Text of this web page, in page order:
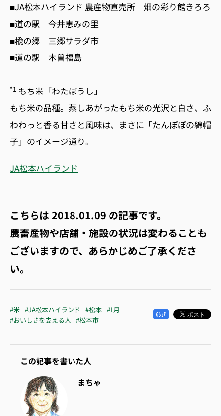
■JA松本ハイランド 農産物直売所 畑の彩り館きろろ
■道の駅 今井恵みの里
■楡の郷 三郷サラダ市
■道の駅 木曽福島
*1 もち米「わたぼうし」
もち米の品種。蒸しあがったもち米の光沢と白さ、ふ
わわっと香る甘さと風味は、まさに「たんぽぽの綿帽
子」のイメージ通り。
JA松本ハイランド
こちらは2018.01.09 の記事です。
農畜産物や店舗・施設の状況は変わることも
ございますので、あらかじめご了承くださ
い。
#米 #JA松本ハイランド #松本 #1月
#おいしさを支える人 #松本市
この記事を書いた人
まちゃ